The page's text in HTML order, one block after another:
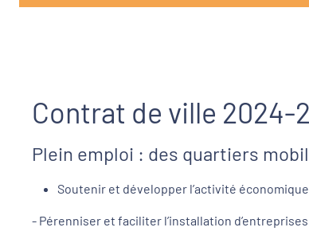
Contrat de ville 2024-
Plein emploi : des quartiers
Soutenir et développer l’activité
- Pérenniser et faciliter l’installation